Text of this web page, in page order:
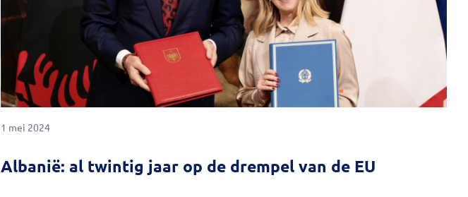
1 mei 2024
Albanië: al twintig jaar op de drempel van de EU